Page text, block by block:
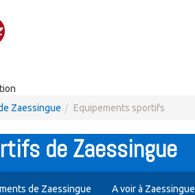
Zaessingue Equipements sportifs
de Zaessingue
de Zaessingue A voir à Zaessingue